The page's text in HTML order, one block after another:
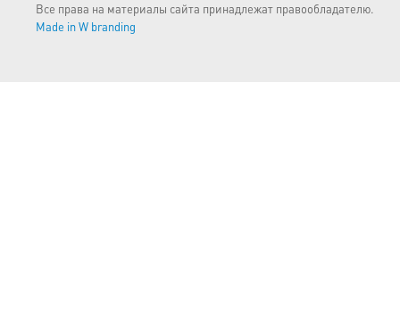
Все права на материалы сайта принадлежат правообладателю.
Made in W branding